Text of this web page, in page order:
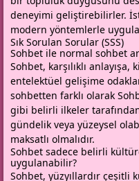
deneyimi geliştirebilirler.
modern yöntemlerle
Sık Sorulan Sorular (SSS)
Sohbet ile normal sohbet
Sohbet, karşılıklı
entelektüel gelişime
sohbetten farklı olarak
gibi belirli ilkeler
gündelik veya yüzeysel
maksatlı olmalıdır.
Sohbet sadece belirli
uygulanabilir?
Sohbet, yüzyıllardır